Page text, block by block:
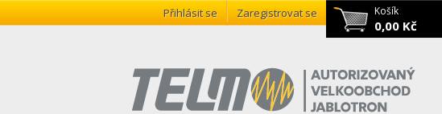
Košík
0,00 Kč
Přihlásit se Zaregistrovat se